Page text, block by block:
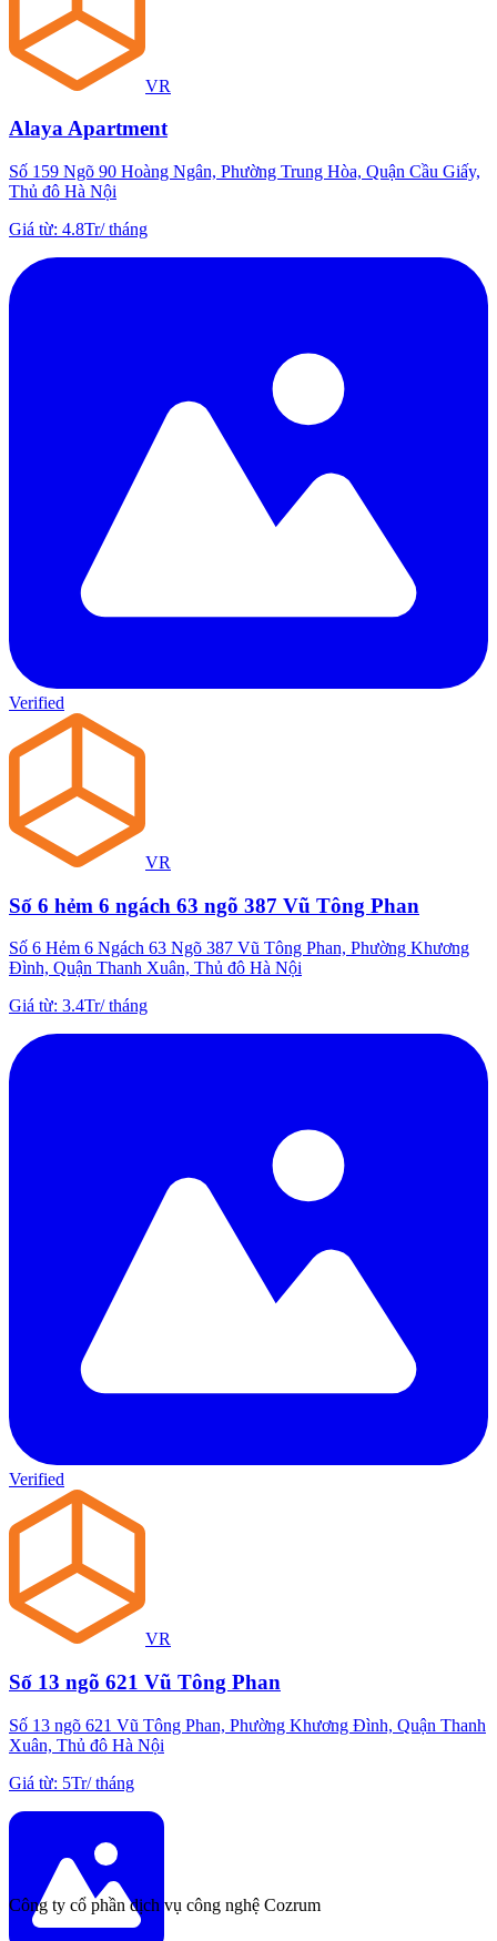
VR
Alaya Apartment
Số 159 Ngõ 90 Hoàng Ngân, Phường Trung Hòa, Quận Cầu Giấy,
Thủ đô Hà Nội
Giá từ: 4.8Tr/tháng
Verified
VR
Số 6 hẻm 6 ngách 63 ngõ 387 Vũ Tông Phan
Số 6 Hẻm 6 Ngách 63 Ngõ 387 Vũ Tông Phan, Phường Khương
Đình, Quận Thanh Xuân, Thủ đô Hà Nội
Giá từ: 3.4Tr/tháng
Verified
VR
Số 13 ngõ 621 Vũ Tông Phan
Số 13 ngõ 621 Vũ Tông Phan, Phường Khương Đình, Quận Thanh
Xuân, Thủ đô Hà Nội
Giá từ: 5Tr/tháng
Công ty cổ phần dịch vụ công nghệ Cozrum